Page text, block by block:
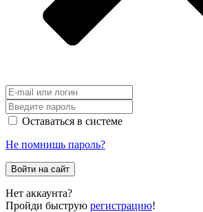
Оставаться в системе
Не помнишь пароль?
Войти на сайт
Нет аккаунта?
Пройди быструю регистрацию!